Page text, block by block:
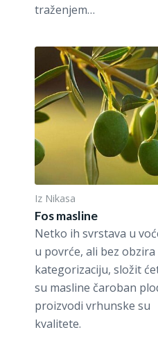
traženjem…
Iz Nikasa
Fos masline
Netko ih svrstava u
u povrće, ali bez obzira
kategorizaciju, složit
su masline čaroban
proizvodi vrhunske su
kvalitete.